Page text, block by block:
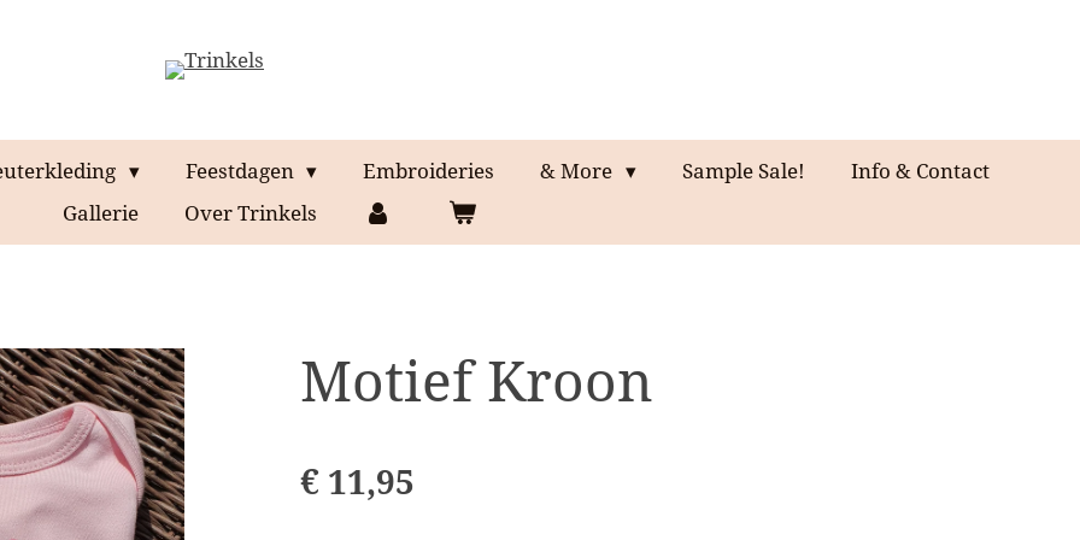
Feestdagen Embroideries & More Sample Sale!
Info & Contact
Gallerie
Over Trinkels
Motief Kroon
€ 11,95